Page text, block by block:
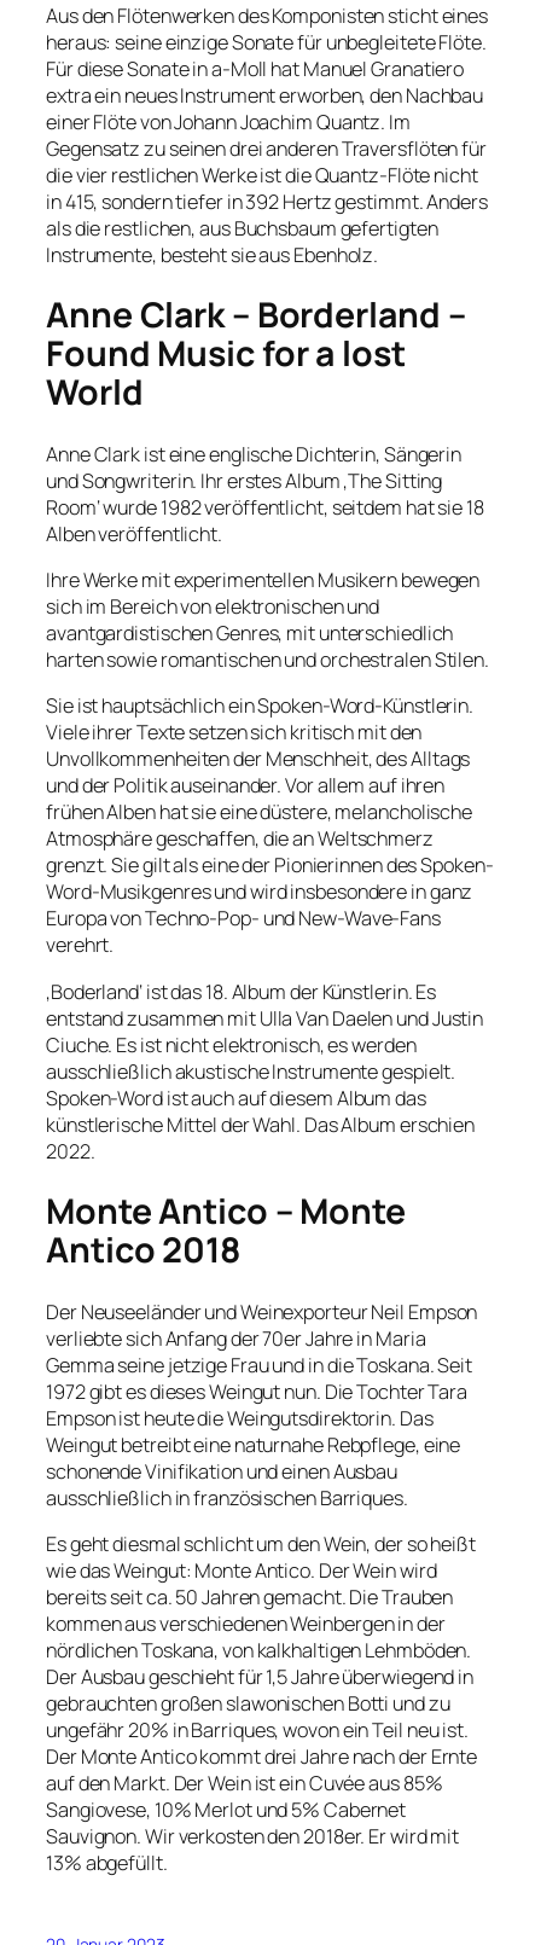
Aus den Flötenwerken des Komponisten sticht eines
heraus: seine einzige Sonate für unbegleitete Flöte.
Für diese Sonate in a-Moll hat Manuel Granatiero
extra ein neues Instrument erworben, den Nachbau
einer Flöte von Johann Joachim Quantz. Im
Gegensatz zu seinen drei anderen Traversflöten für
die vier restlichen Werke ist die Quantz-Flöte nicht
in 415, sondern tiefer in 392 Hertz gestimmt. Anders
als die restlichen, aus Buchsbaum gefertigten
Instrumente, besteht sie aus Ebenholz.
Anne Clark – Borderland –
Found Music for a lost
World
Anne Clark ist eine englische Dichterin, Sängerin
und Songwriterin. Ihr erstes Album ‚The Sitting
Room‘ wurde 1982 veröffentlicht, seitdem hat sie 18
Alben veröffentlicht.
Ihre Werke mit experimentellen Musikern bewegen
sich im Bereich von elektronischen und
avantgardistischen Genres, mit unterschiedlich
harten sowie romantischen und orchestralen Stilen.
Sie ist hauptsächlich ein Spoken-Word-Künstlerin.
Viele ihrer Texte setzen sich kritisch mit den
Unvollkommenheiten der Menschheit, des Alltags
und der Politik auseinander. Vor allem auf ihren
frühen Alben hat sie eine düstere, melancholische
Atmosphäre geschaffen, die an Weltschmerz
grenzt. Sie gilt als eine der Pionierinnen des Spoken-
Word-Musikgenres und wird insbesondere in ganz
Europa von Techno-Pop- und New-Wave-Fans
verehrt.
‚Boderland‘ ist das 18. Album der Künstlerin. Es
entstand zusammen mit Ulla Van Daelen und Justin
Ciuche. Es ist nicht elektronisch, es werden
ausschließlich akustische Instrumente gespielt.
Spoken-Word ist auch auf diesem Album das
künstlerische Mittel der Wahl. Das Album erschien
2022.
Monte Antico – Monte
Antico 2018
Der Neuseeländer und Weinexporteur Neil Empson
verliebte sich Anfang der 70er Jahre in Maria
Gemma seine jetzige Frau und in die Toskana. Seit
1972 gibt es dieses Weingut nun. Die Tochter Tara
Empson ist heute die Weingutsdirektorin. Das
Weingut betreibt eine naturnahe Rebpflege, eine
schonende Vinifikation und einen Ausbau
ausschließlich in französischen Barriques.
Es geht diesmal schlicht um den Wein, der so heißt
wie das Weingut: Monte Antico. Der Wein wird
bereits seit ca. 50 Jahren gemacht. Die Trauben
kommen aus verschiedenen Weinbergen in der
nördlichen Toskana, von kalkhaltigen Lehmböden.
Der Ausbau geschieht für 1,5 Jahre überwiegend in
gebrauchten großen slawonischen Botti und zu
ungefähr 20% in Barriques, wovon ein Teil neu ist.
Der Monte Antico kommt drei Jahre nach der Ernte
auf den Markt. Der Wein ist ein Cuvée aus 85%
Sangiovese, 10% Merlot und 5% Cabernet
Sauvignon. Wir verkosten den 2018er. Er wird mit
13% abgefüllt.